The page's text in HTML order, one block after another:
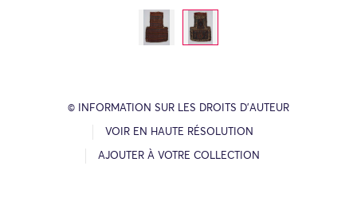
© INFORMATION SUR LES DROITS D’AUTEUR
VOIR EN HAUTE RÉSOLUTION
AJOUTER À VOTRE COLLECTION